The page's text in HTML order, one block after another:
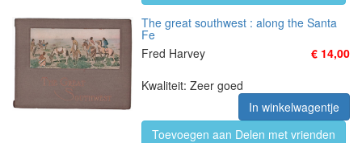
The great southwest : along the Santa
Fe
Fred Harvey
€ 14,00
Kwaliteit: Zeer goed
In winkelwagentje
Toevoegen aan Delen met vrienden